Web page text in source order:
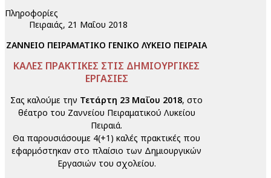
Πληροφορίες
Πειραιάς, 21 Μαΐου 2018
ΖΑΝΝΕΙΟ ΠΕΙΡΑΜΑΤΙΚΟ ΓΕΝΙΚΟ ΛΥΚΕΙΟ ΠΕΙΡΑΙΑ
ΚΑΛΕΣ ΠΡΑΚΤΙΚΕΣ ΣΤΙΣ ΔΗΜΙΟΥΡΓΙΚΕΣ
ΕΡΓΑΣΙΕΣ
Σας καλούμε την Τετάρτη 23 Μαΐου 2018, στο
θέατρο του Ζαννείου Πειραματικού Λυκείου
Πειραιά.
Θα παρουσιάσουμε 4(+1) καλές πρακτικές που
εφαρμόστηκαν στο πλαίσιο των Δημιουργικών
Εργασιών του σχολείου.